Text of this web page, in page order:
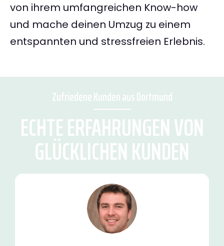
von ihrem umfangreichen Know-how
und mache deinen Umzug zu einem
entspannten und stressfreien Erlebnis.
Zufriedene Kunden aus Dortmund
ECHTE ERFAHRUNGEN VON
GLÜCKLICHEN KUNDEN